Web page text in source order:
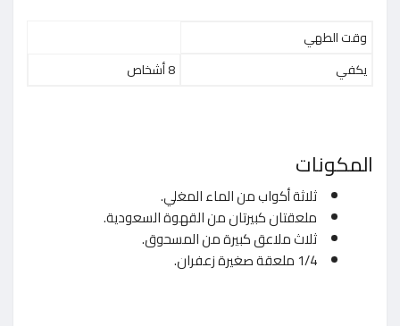
وقت الطهي
يكفي
8 أشخاص
المكونات
ثلاثة أكواب من الماء المغلي.
ملعقتان كبيرتان من القهوة السعودية.
ثلاث ملاعق كبيرة من المسحوق.
1/4 ملعقة صغيرة زعفران.